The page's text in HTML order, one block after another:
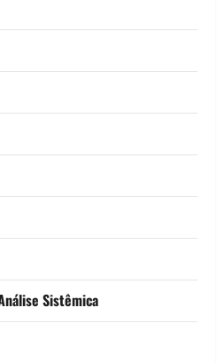
Sistêmica